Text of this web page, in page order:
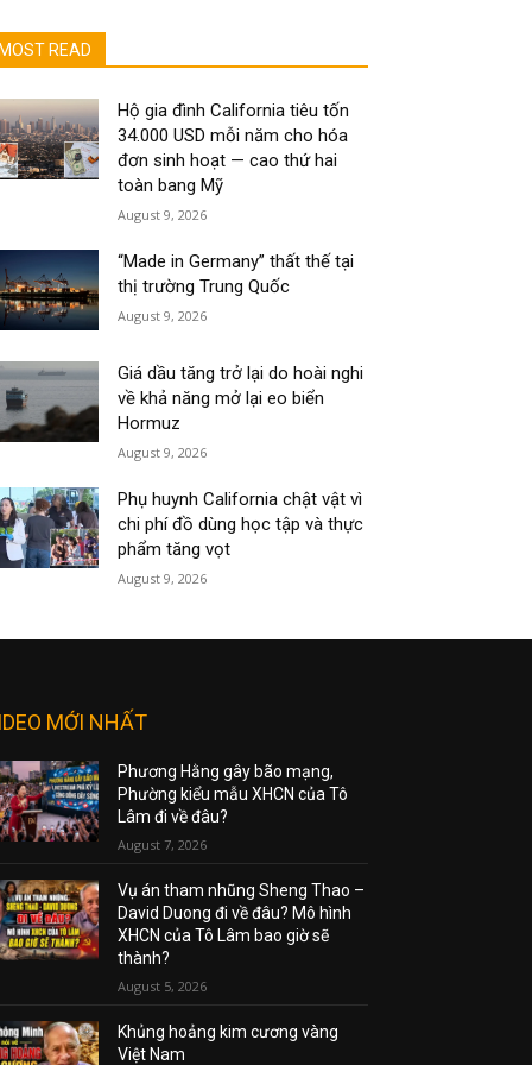
MOST READ
Hộ gia đình California tiêu tốn
34.000 USD mỗi năm cho hóa
đơn sinh hoạt — cao thứ hai
toàn bang Mỹ
August 9, 2026
“Made in Germany” thất thế tại
thị trường Trung Quốc
August 9, 2026
Giá dầu tăng trở lại do hoài nghi
về khả năng mở lại eo biển
Hormuz
August 9, 2026
Phụ huynh California chật vật vì
chi phí đồ dùng học tập và thực
phẩm tăng vọt
August 9, 2026
MỚI NHẤT
Phương Hằng gây bão mạng,
Phường kiểu mẫu XHCN của Tô
Lâm đi về đâu?
August 7, 2026
Vụ án tham nhũng Sheng Thao –
David Duong đi về đâu? Mô hình
XHCN của Tô Lâm bao giờ sẽ
thành?
August 5, 2026
Khủng hoảng kim cương vàng
Việt Nam